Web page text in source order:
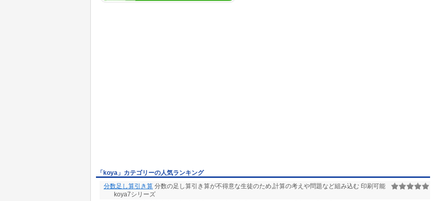
「koya」カテゴリーの人気ランキング
分数足し算引き算 分数の足し算引き算が不得意な生徒のため,計算の考えや問題など組み込む 印刷可能
koya7シリーズ